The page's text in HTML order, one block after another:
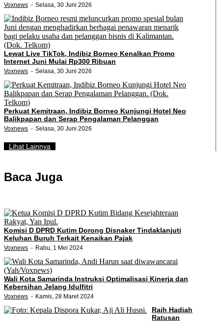
Voxnews Selasa, 30 Juni 2026
Lewat Live TikTok, Indibiz Borneo Kenalkan Promo
Internet Juni Mulai Rp300 Ribuan
Voxnews Selasa, 30 Juni 2026
Perkuat Kemitraan, Indibiz Borneo Kunjungi Hotel Neo
Balikpapan dan Serap Pengalaman Pelanggan
Voxnews Selasa, 30 Juni 2026
Lihat Lainnya
Baca Juga
Komisi D DPRD Kutim Dorong Disnaker Tindaklanjuti
Keluhan Buruh Terkait Kenaikan Pajak
Voxnews Rabu, 1 Mei 2024
Wali Kota Samarinda Instruksi Optimalisasi Kinerja dan
Kebersihan Jelang Idulfitri
Voxnews Kamis, 28 Maret 2024
Raih Hadiah
Ratusan